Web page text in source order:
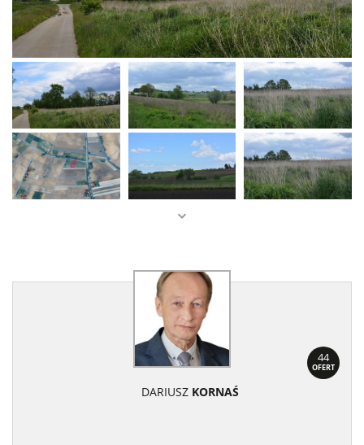
44
OFERT
DARIUSZ KORNAŚ